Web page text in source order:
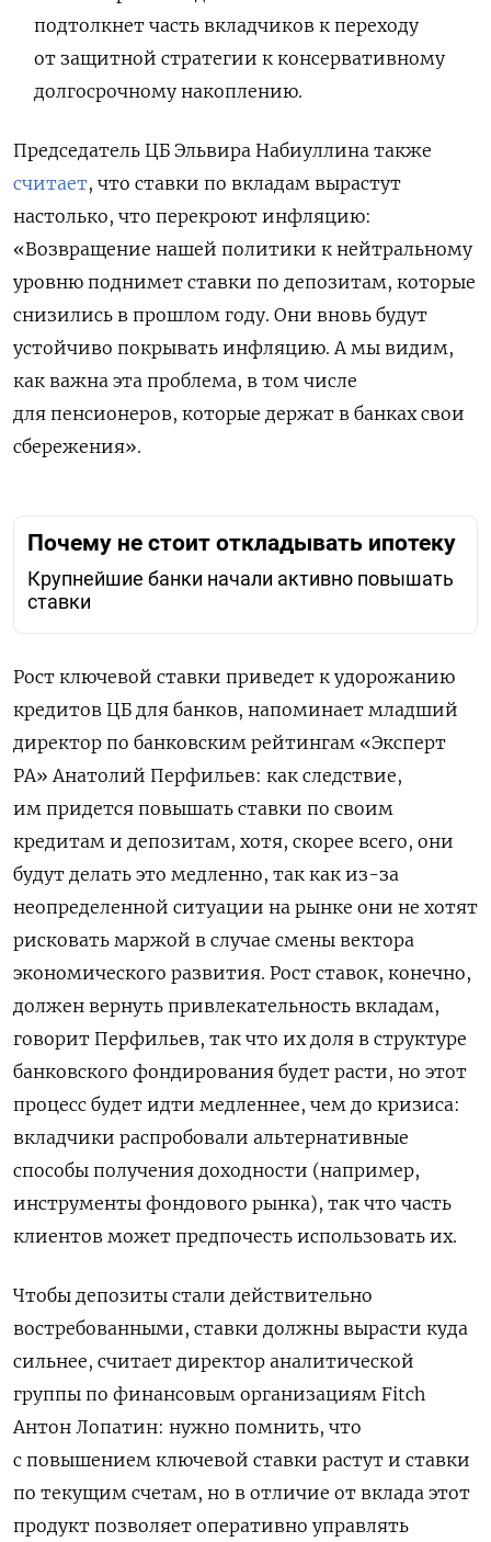
подтолкнет часть вкладчиков к переходу
от защитной стратегии к консервативному
долгосрочному накоплению.
Председатель ЦБ Эльвира Набиуллина также
считает, что ставки по вкладам вырастут
настолько, что перекроют инфляцию:
«Возвращение нашей политики к нейтральному
уровню поднимет ставки по депозитам, которые
снизились в прошлом году. Они вновь будут
устойчиво покрывать инфляцию. А мы видим,
как важна эта проблема, в том числе
для пенсионеров, которые держат в банках свои
сбережения».
Почему не стоит откладывать ипотеку
Крупнейшие банки начали активно повышать
ставки
Рост ключевой ставки приведет к удорожанию
кредитов ЦБ для банков, напоминает младший
директор по банковским рейтингам «Эксперт
РА» Анатолий Перфильев: как следствие,
им придется повышать ставки по своим
кредитам и депозитам, хотя, скорее всего, они
будут делать это медленно, так как из-за
неопределенной ситуации на рынке они не хотят
рисковать маржой в случае смены вектора
экономического развития. Рост ставок, конечно,
должен вернуть привлекательность вкладам,
говорит Перфильев, так что их доля в структуре
банковского фондирования будет расти, но этот
процесс будет идти медленнее, чем до кризиса:
вкладчики распробовали альтернативные
способы получения доходности (например,
инструменты фондового рынка), так что часть
клиентов может предпочесть использовать их.
Чтобы депозиты стали действительно
востребованными, ставки должны вырасти куда
сильнее, считает директор аналитической
группы по финансовым организациям Fitch
Антон Лопатин: нужно помнить, что
с повышением ключевой ставки растут и ставки
по текущим счетам, но в отличие от вклада этот
продукт позволяет оперативно управлять